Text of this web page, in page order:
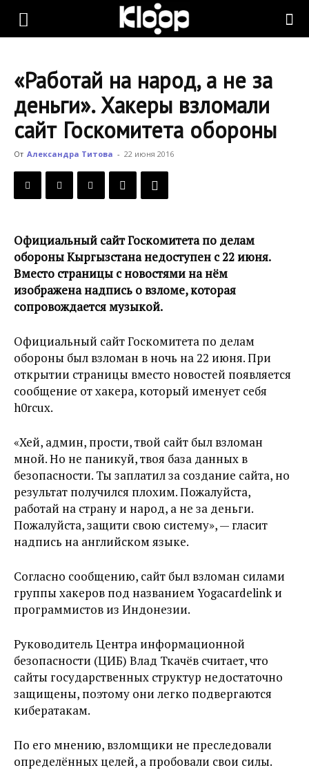
KLOOP.KG
Новости
Кыргызстана
«Работай на народ, а не за
деньги». Хакеры взломали
сайт Госкомитета обороны
От Александра Титова - 22 июня 2016
Официальный сайт Госкомитета по делам
обороны Кыргызстана недоступен с 22 июня.
Вместо страницы с новостями на нём
изображена надпись о взломе, которая
сопровождается музыкой.
Официальный сайт Госкомитета по делам
обороны был взломан в ночь на 22 июня. При
открытии страницы вместо новостей появляется
сообщение от хакера, который именует себя
h0rcux.
«Хей, админ, прости, твой сайт был взломан
мной. Но не паникуй, твоя база данных в
безопасности. Ты заплатил за создание сайта, но
результат получился плохим. Пожалуйста,
работай на страну и народ, а не за деньги.
Пожалуйста, защити свою систему», — гласит
надпись на английском языке.
Согласно сообщению, сайт был взломан силами
группы хакеров под названием Yogacardelink и
программистов из Индонезии.
Руководитель Центра информационной
безопасности (ЦИБ) Влад Ткачёв считает, что
сайты государственных структур недостаточно
защищены, поэтому они легко подвергаются
кибератакам.
По его мнению, взломщики не преследовали
определённых целей, а пробовали свои силы.